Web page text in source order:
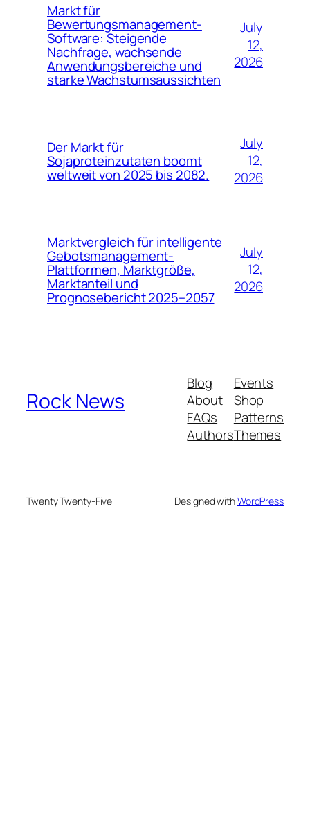
Markt für
Bewertungsmanagement-
Software: Steigende
Nachfrage, wachsende
Anwendungsbereiche und
starke Wachstumsaussichten
July
12,
2026
Der Markt für
Sojaproteinzutaten boomt
weltweit von 2025 bis 2082.
July
12,
2026
Marktvergleich für intelligente
Gebotsmanagement-
Plattformen, Marktgröße,
Marktanteil und
Prognosebericht 2025–2057
July
12,
2026
Rock News
Blog
About
FAQs
Authors
Events
Shop
Patterns
Themes
Twenty Twenty-Five Designed withWordPress